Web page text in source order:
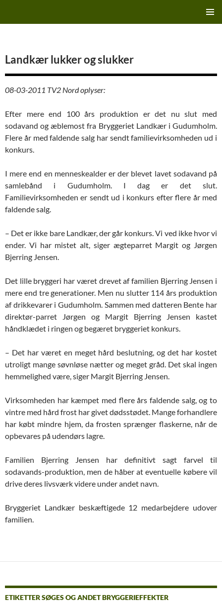
Landkær lukker og slukker
08-03-2011 TV2 Nord oplyser:
Efter mere end 100 års produktion er det nu slut med
sodavand og æblemost fra Bryggeriet Landkær i Gudumholm.
Flere år med faldende salg har sendt familievirksomheden ud i
konkurs.
I mere end en menneskealder er der blevet lavet sodavand på
samlebånd i Gudumholm. I dag er det slut.
Familievirksomheden er sendt ud i konkurs efter flere år med
faldende salg.
– Det er ikke bare Landkær, der går konkurs. Vi ved ikke hvor vi
ender. Vi har mistet alt, siger ægteparret Margit og Jørgen
Bjerring Jensen.
Det lille bryggeri har været drevet af familien Bjerring Jensen i
mere end tre generationer. Men nu slutter 114 års produktion
af drikkevarer i Gudumholm. Sammen med datteren Bente har
direktør-parret Jørgen og Margit Bjerring Jensen kastet
håndklædet i ringen og begæret bryggeriet konkurs.
– Det har været en meget hård beslutning, og det har kostet
utroligt mange søvnløse nætter og meget gråd. Det skal ingen
hemmelighed være, siger Margit Bjerring Jensen.
Virksomheden har kæmpet med flere års faldende salg, og to
vintre med hård frost har givet dødsstødet. Mange forhandlere
har købt mindre hjem, da frosten sprænger flaskerne, når de
opbevares på udendørs lagre.
Familien Bjerring Jensen har definitivt sagt farvel til
sodavands-produktion, men de håber at eventuelle købere vil
drive deres livsværk videre under andet navn.
Bryggeriet Landkær beskæftigede 12 medarbejdere udover
familien.
Indlægsnavigation
ETIKETTER SØGES OG ANDET BRYGGERIEFFEKTER